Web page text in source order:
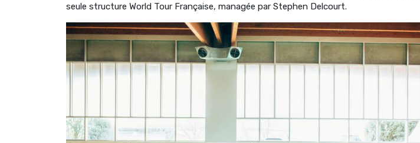
seule structure World Tour Française, managée par Stephen Delcourt.